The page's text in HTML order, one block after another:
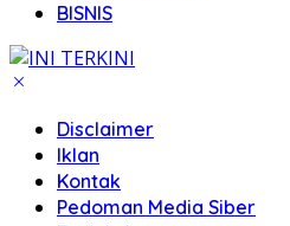
BISNIS
Disclaimer
Iklan
Kontak
Pedoman Media Siber